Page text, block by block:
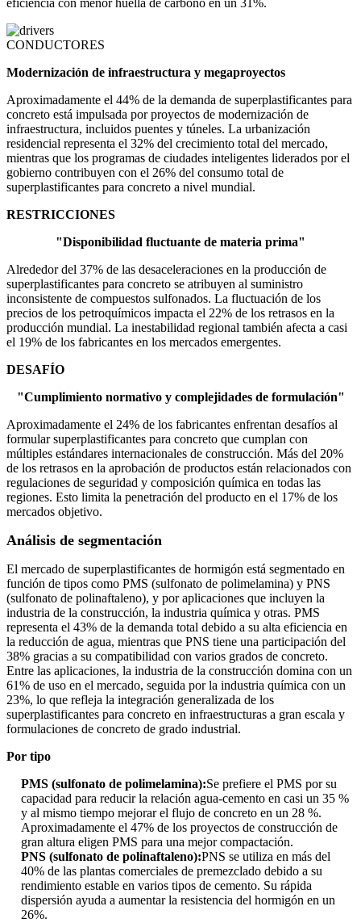
eficiencia con menor huella de carbono en un 31%.
CONDUCTORES
Modernización de infraestructura y megaproyectos
Aproximadamente el 44% de la demanda de superplastificantes para
concreto está impulsada por proyectos de modernización de
infraestructura, incluidos puentes y túneles. La urbanización
residencial representa el 32% del crecimiento total del mercado,
mientras que los programas de ciudades inteligentes liderados por el
gobierno contribuyen con el 26% del consumo total de
superplastificantes para concreto a nivel mundial.
RESTRICCIONES
"Disponibilidad fluctuante de materia prima"
Alrededor del 37% de las desaceleraciones en la producción de
superplastificantes para concreto se atribuyen al suministro
inconsistente de compuestos sulfonados. La fluctuación de los
precios de los petroquímicos impacta el 22% de los retrasos en la
producción mundial. La inestabilidad regional también afecta a casi
el 19% de los fabricantes en los mercados emergentes.
DESAFÍO
"Cumplimiento normativo y complejidades de formulación"
Aproximadamente el 24% de los fabricantes enfrentan desafíos al
formular superplastificantes para concreto que cumplan con
múltiples estándares internacionales de construcción. Más del 20%
de los retrasos en la aprobación de productos están relacionados con
regulaciones de seguridad y composición química en todas las
regiones. Esto limita la penetración del producto en el 17% de los
mercados objetivo.
Análisis de segmentación
El mercado de superplastificantes de hormigón está segmentado en
función de tipos como PMS (sulfonato de polimelamina) y PNS
(sulfonato de polinaftaleno), y por aplicaciones que incluyen la
industria de la construcción, la industria química y otras. PMS
representa el 43% de la demanda total debido a su alta eficiencia en
la reducción de agua, mientras que PNS tiene una participación del
38% gracias a su compatibilidad con varios grados de concreto.
Entre las aplicaciones, la industria de la construcción domina con un
61% de uso en el mercado, seguida por la industria química con un
23%, lo que refleja la integración generalizada de los
superplastificantes para concreto en infraestructuras a gran escala y
formulaciones de concreto de grado industrial.
Por tipo
PMS (sulfonato de polimelamina):Se prefiere el PMS por su
capacidad para reducir la relación agua-cemento en casi un 35 %
y al mismo tiempo mejorar el flujo de concreto en un 28 %.
Aproximadamente el 47% de los proyectos de construcción de
gran altura eligen PMS para una mejor compactación.
PNS (sulfonato de polinaftaleno):PNS se utiliza en más del
40% de las plantas comerciales de premezclado debido a su
rendimiento estable en varios tipos de cemento. Su rápida
dispersión ayuda a aumentar la resistencia del hormigón en un
26%.